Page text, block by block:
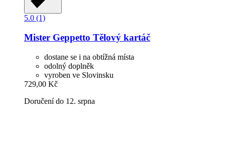
5.0 (1)
Mister Geppetto Tělový kartáč
dostane se i na obtížná místa
odolný doplněk
vyroben ve Slovinsku
729,00 Kč
Doručení do 12. srpna